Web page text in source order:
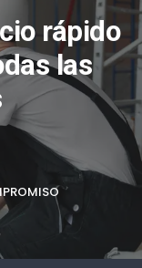
rápido
las